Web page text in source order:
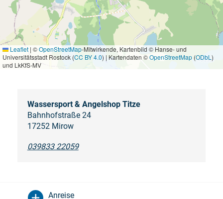
Leaflet | ©OpenStreetMap-Mitwirkende, Kartenbild © Hanse- und
Universitätsstadt Rostock (CC BY 4.0) | Kartendaten ©OpenStreetMap (ODbL)
und LkKfS-MV
Wassersport & Angelshop Titze
Bahnhofstraße 24
17252 Mirow
039833 22059
Anreise